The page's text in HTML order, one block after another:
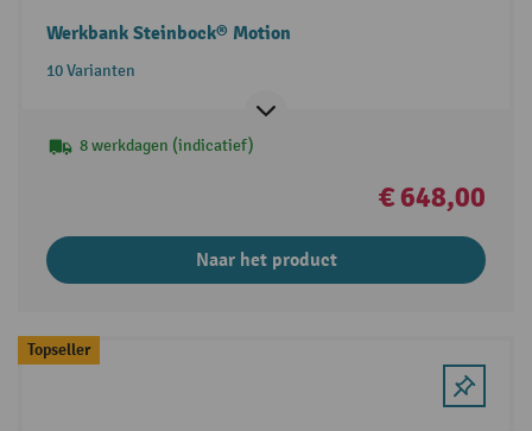
Werkbank Steinbock® Motion
10 Varianten
8 werkdagen (indicatief)
€ 648,00
Naar het product
Topseller